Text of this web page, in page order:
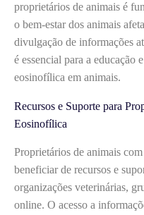
proprietários de animais é
o bem-estar dos animais
divulgação de informações
é essencial para a educação
eosinofílica em animais.
Recursos e Suporte para
Eosinofílica
Proprietários de animais
beneficiar de recursos e
organizações veterinárias,
online. O acesso a